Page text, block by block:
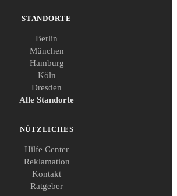
STANDORTE
Berlin
München
Hamburg
Köln
Dresden
Alle Standorte
NÜTZLICHES
Hilfe Center
Reklamation
Kontakt
Ratgeber